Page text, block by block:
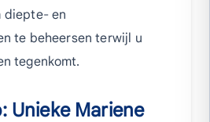
diepte- en
te beheersen terwijl u
tegenkomt.
Unieke Mariene